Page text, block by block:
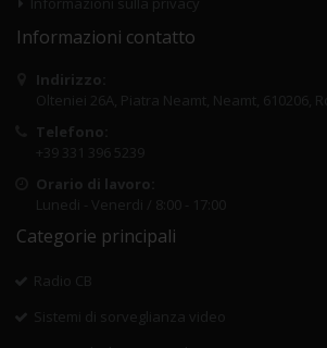
Informazioni contatto
Indirizzo:
Olteniei 26A, Piatra Neamt, Neamt, 610206,
Telefono:
+39 331 396 5239
Orario di lavoro:
Lunedi - Venerdi / 8:00 - 17:00
Categorie principali
Radio CB
Sistemi di sorveglianza video